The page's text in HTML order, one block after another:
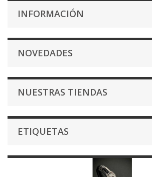
INFORMACIÓN
NOVEDADES
NUESTRAS TIENDAS
ETIQUETAS